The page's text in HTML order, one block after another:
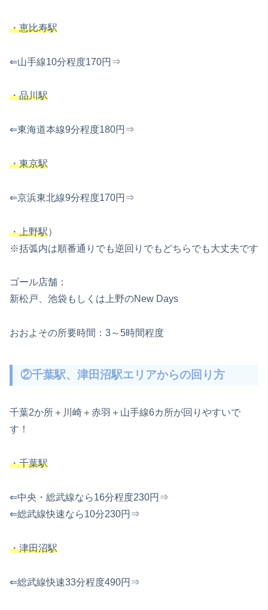
・恵比寿駅
⇐山手線10分程度170円⇒
・品川駅
⇐東海道本線9分程度180円⇒
・東京駅
⇐京浜東北線9分程度170円⇒
・上野駅）
※括弧内は順番通りでも逆回りでもどちらでも大丈夫です
ゴール店舗：
新松戸、池袋もしくは上野のNew Days
おおよその所要時間：3～5時間程度
②千葉駅、津田沼駅エリアからの回り方
千葉2か所＋川崎＋赤羽＋山手線6カ所が回りやすいで
す！
・千葉駅
⇐中央・総武線なら16分程度230円⇒
⇐総武線快速なら10分230円⇒
・津田沼駅
⇐総武線快速33分程度490円⇒